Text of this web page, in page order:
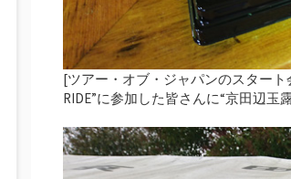
[ツアー・オブ・ジャパンのスタート
RIDE”に参加した皆さんに“京田辺